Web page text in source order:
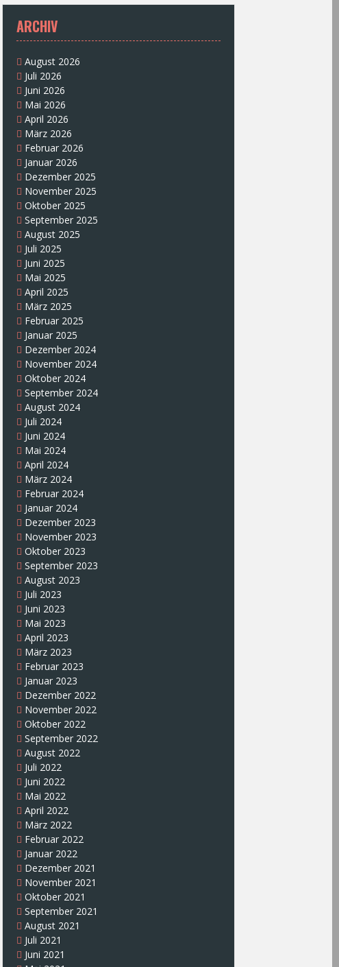
ARCHIV
August 2026
Juli 2026
Juni 2026
Mai 2026
April 2026
März 2026
Februar 2026
Januar 2026
Dezember 2025
November 2025
Oktober 2025
September 2025
August 2025
Juli 2025
Juni 2025
Mai 2025
April 2025
März 2025
Februar 2025
Januar 2025
Dezember 2024
November 2024
Oktober 2024
September 2024
August 2024
Juli 2024
Juni 2024
Mai 2024
April 2024
März 2024
Februar 2024
Januar 2024
Dezember 2023
November 2023
Oktober 2023
September 2023
August 2023
Juli 2023
Juni 2023
Mai 2023
April 2023
März 2023
Februar 2023
Januar 2023
Dezember 2022
November 2022
Oktober 2022
September 2022
August 2022
Juli 2022
Juni 2022
Mai 2022
April 2022
März 2022
Februar 2022
Januar 2022
Dezember 2021
November 2021
Oktober 2021
September 2021
August 2021
Juli 2021
Juni 2021